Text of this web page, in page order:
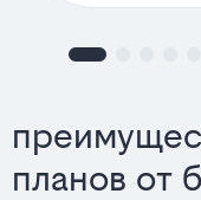
планов от